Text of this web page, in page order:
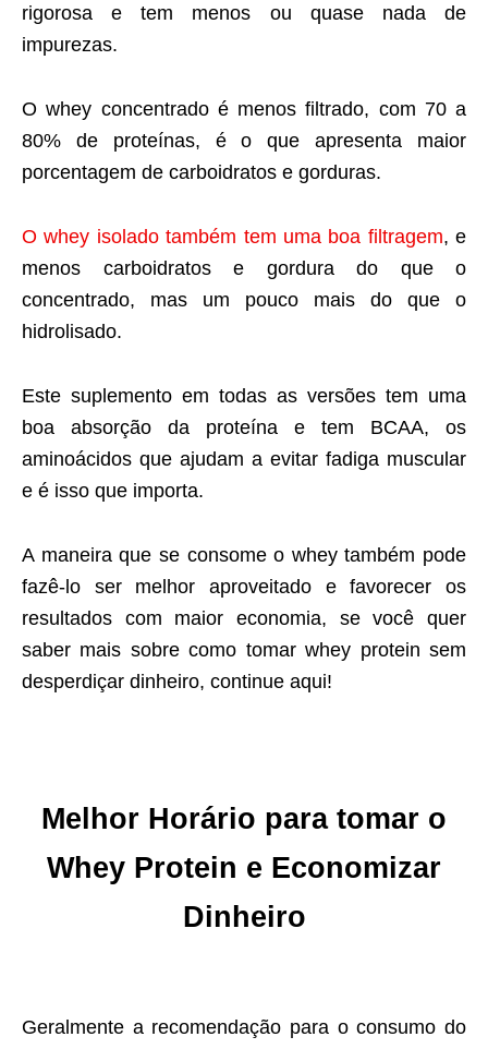
rigorosa e tem menos ou quase nada de
impurezas.
O whey concentrado é menos filtrado, com 70 a
80% de proteínas, é o que apresenta maior
porcentagem de carboidratos e gorduras.
O whey isolado também tem uma boa filtragem, e
menos carboidratos e gordura do que o
concentrado, mas um pouco mais do que o
hidrolisado.
Este suplemento em todas as versões tem uma
boa absorção da proteína e tem BCAA, os
aminoácidos que ajudam a evitar fadiga muscular
e é isso que importa.
A maneira que se consome o whey também pode
fazê-lo ser melhor aproveitado e favorecer os
resultados com maior economia, se você quer
saber mais sobre como tomar whey protein sem
desperdiçar dinheiro, continue aqui!
Melhor Horário para tomar o
Whey Protein e Economizar
Dinheiro
Geralmente a recomendação para o consumo do